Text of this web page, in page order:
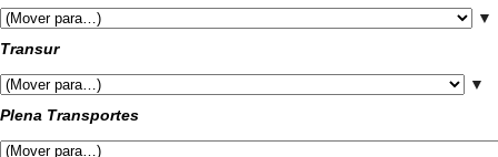
▼
Transur
▼
Plena Transportes